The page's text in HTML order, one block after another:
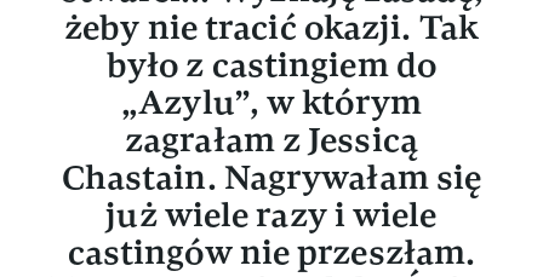
żeby nie tracić okazji. Tak
było z castingiem do
„Azylu”, w którym
zagrałam z Jessicą
Chastain. Nagrywałam się
już wiele razy i wiele
castingów nie przeszłam.